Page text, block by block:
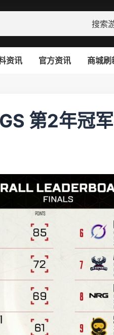
资讯 官方资讯 商城刷
第2年冠